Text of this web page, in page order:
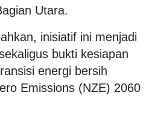
Utara.
inisiatif ini menjadi
bukti kesiapan
energi bersih
Emissions (NZE) 2060